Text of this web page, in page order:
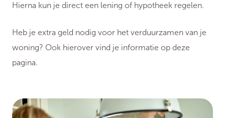
Hierna kun je direct een lening of hypotheek regelen.
Heb je extra geld nodig voor het verduurzamen van je
woning? Ook hierover vind je informatie op deze
pagina.